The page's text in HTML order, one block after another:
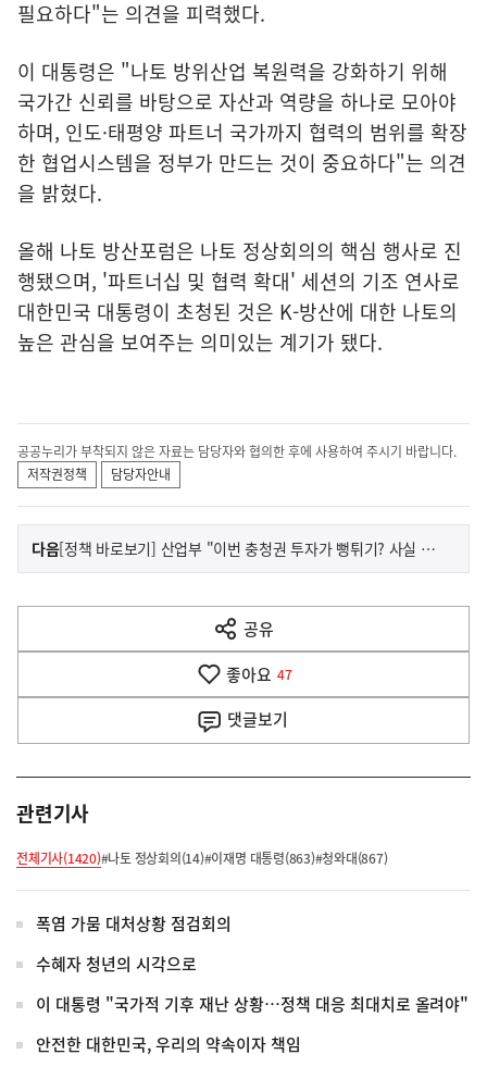
필요하다"는 의견을 피력했다.
이 대통령은 "나토 방위산업 복원력을 강화하기 위해
국가간 신뢰를 바탕으로 자산과 역량을 하나로 모아야
하며, 인도·태평양 파트너 국가까지 협력의 범위를 확장
한 협업시스템을 정부가 만드는 것이 중요하다"는 의견
을 밝혔다.
올해 나토 방산포럼은 나토 정상회의의 핵심 행사로 진
행됐으며, '파트너십 및 협력 확대' 세션의 기조 연사로
대한민국 대통령이 초청된 것은 K-방산에 대한 나토의
높은 관심을 보여주는 의미있는 계기가 됐다.
공공누리가 부착되지 않은 자료는 담당자와 협의한 후에 사용하여 주시기 바랍니다.
저작권정책
담당자안내
이
전
다
음
다음기
사
[정책 바로보기] 산업부 "이번 충청권 투자가 뻥튀기? 사실 아냐"
공유
열
기
좋아요 47
댓글보기
관련기사
전체기사(1420)#나토 정상회의(14)#이재명 대통령(863)#청와대(867)
폭염 가뭄 대처상황 점검회의
수혜자 청년의 시각으로
이 대통령 "국가적 기후 재난 상황…정책 대응 최대치로 올려야"
안전한 대한민국, 우리의 약속이자 책임